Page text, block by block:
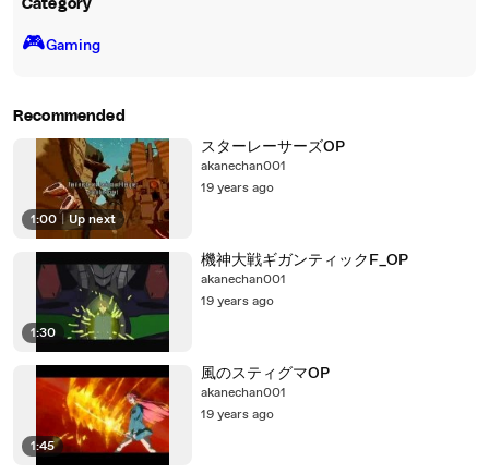
Category
🎮️Gaming
Recommended
1:00 Up next
スターレーサーズOP
akanechan001
19 years ago
1:30
機神大戦ギガンティックF_OP
akanechan001
19 years ago
1:45
風のスティグマOP
akanechan001
19 years ago